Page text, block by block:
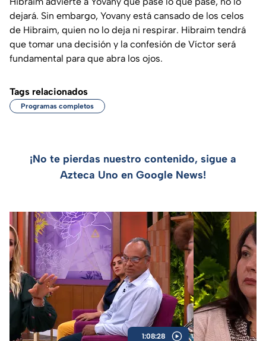
dejará. Sin embargo, Yovany está cansado de los celos
de Hibraim, quien no lo deja ni respirar. Hibraim tendrá
que tomar una decisión y la confesión de Víctor será
fundamental para que abra los ojos.
Tags relacionados
Programas completos
¡No te pierdas nuestro contenido, sigue a
Azteca Uno en Google News!
1:08:28